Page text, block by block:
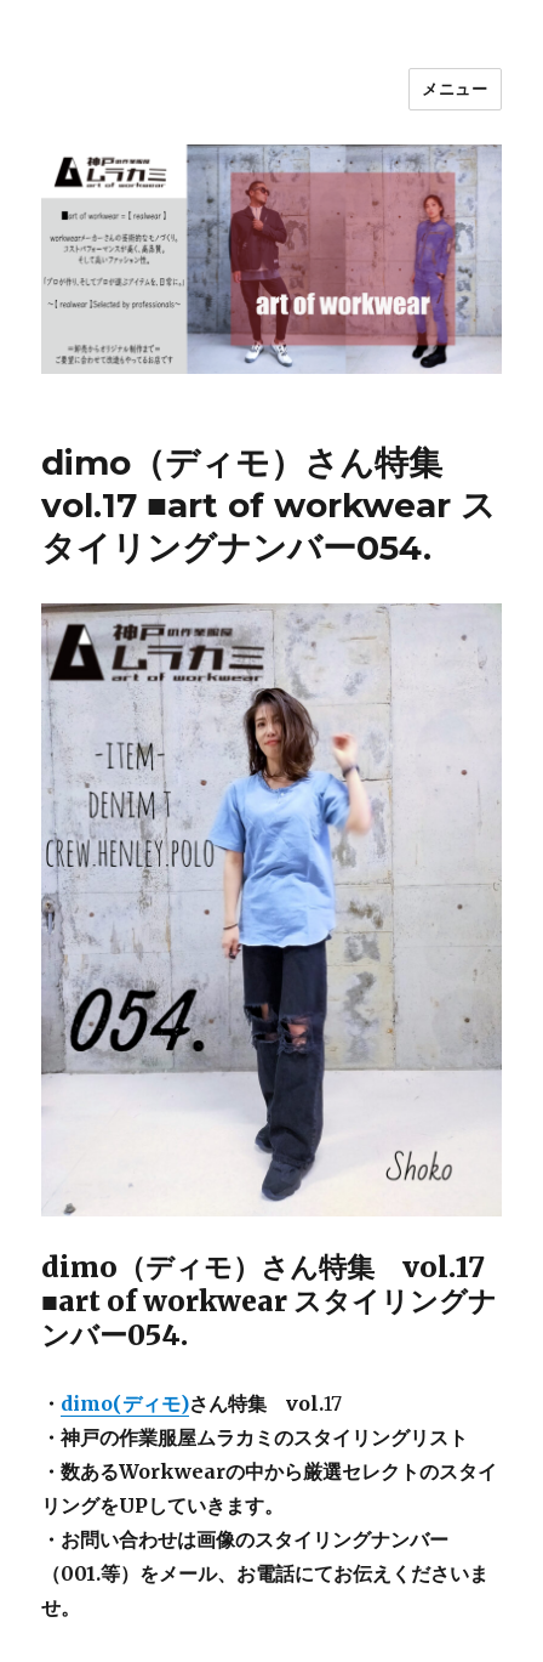
メニュー
dimo（ディモ）さん特集
vol.17 ■art of workwear ス
タイリングナンバー054.
dimo（ディモ）さん特集 vol.17
■art of workwear スタイリングナ
ンバー054.
・ dimo(ディモ)さん特集 vol.17
・神戸の作業服屋ムラカミのスタイリングリスト
・数あるWorkwearの中から厳選セレクトのスタイ
リングをUPしていきます。
・お問い合わせは画像のスタイリングナンバー
（001.等）をメール、お電話にてお伝えくださいま
せ。